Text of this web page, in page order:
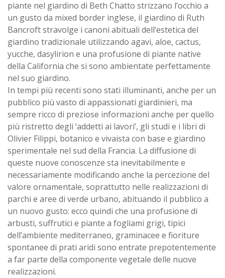
piante nel giardino di Beth Chatto strizzano l’occhio a
un gusto da mixed border inglese, il giardino di Ruth
Bancroft stravolge i canoni abituali dell’estetica del
giardino tradizionale utilizzando agavi, aloe, cactus,
yucche, dasylirion e una profusione di piante native
della California che si sono ambientate perfettamente
nel suo giardino.
In tempi più recenti sono stati illuminanti, anche per un
pubblico più vasto di appassionati giardinieri, ma
sempre ricco di preziose informazioni anche per quello
più ristretto degli ‘addetti ai lavori’, gli studi e i libri di
Olivier Filippi, botanico e vivaista con base e giardino
sperimentale nel sud della Francia. La diffusione di
queste nuove conoscenze sta inevitabilmente e
necessariamente modificando anche la percezione del
valore ornamentale, soprattutto nelle realizzazioni di
parchi e aree di verde urbano, abituando il pubblico a
un nuovo gusto: ecco quindi che una profusione di
arbusti, suffrutici e piante a fogliami grigi, tipici
dell’ambiente mediterraneo, graminacee e fioriture
spontanee di prati aridi sono entrate prepotentemente
a far parte della componente vegetale delle nuove
realizzazioni.